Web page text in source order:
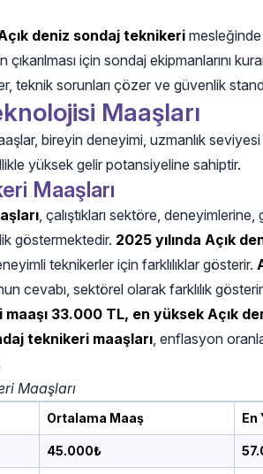
deniz sondaj teknikeri mesleğinde
için sondaj ekipmanlarını
teknik sorunları çözer ve güvenlik
Maaşları
bireyin deneyimi, uzmanlık seviyesi
yüksek gelir potansiyeline sahiptir.
Maaşları
, çalıştıkları sektöre,
göstermektedir. 2025 yılında Açık
teknikerler için farklılıklar gösterir.
cevabı, sektörel olarak farklılık
33.000 TL, en yüksek Açık
teknikeri maaşları , enflasyon
Maaşları
Ortalama Maaş En
45.000₺